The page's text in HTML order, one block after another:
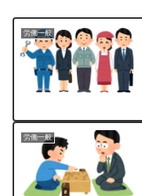
労働一般
労働一般